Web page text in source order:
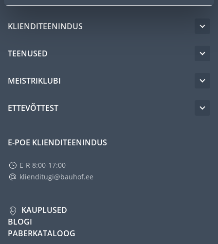
KLIENDITEENINDUS
TEENUSED
MEISTRIKLUBI
ETTEVÕTTEST
E-POE KLIENDITEENINDUS
E-R 8:00-17:00
klienditugi@bauhof.ee
KAUPLUSED
BLOGI
PABERKATALOOG